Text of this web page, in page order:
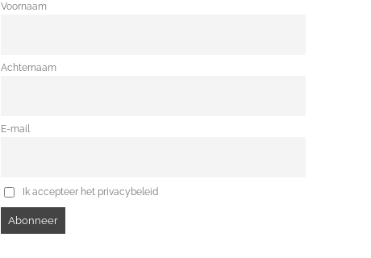
Voornaam
Achternaam
E-mail
Ik accepteer het privacybeleid